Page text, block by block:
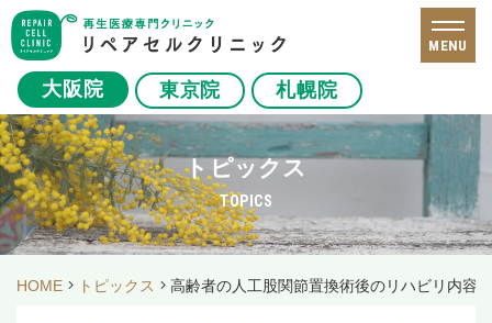
大阪院 東京院 札幌院
MENU
トピックス
TOPICS
HOME トピックス 高齢者の人工股関節置換術後のリハビリ内容